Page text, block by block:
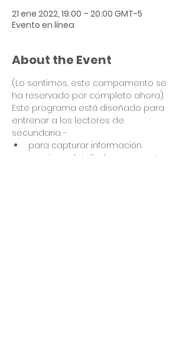
21 ene 2022, 19:00 – 20:00 GMT-5
Evento en línea
About the Event
(Lo sentimos, este campamento se
ha reservado por completo ahora).
Este programa está diseñado para
entrenar a los lectores de
secundaria -
para capturar información
precisa y detallada en un corto